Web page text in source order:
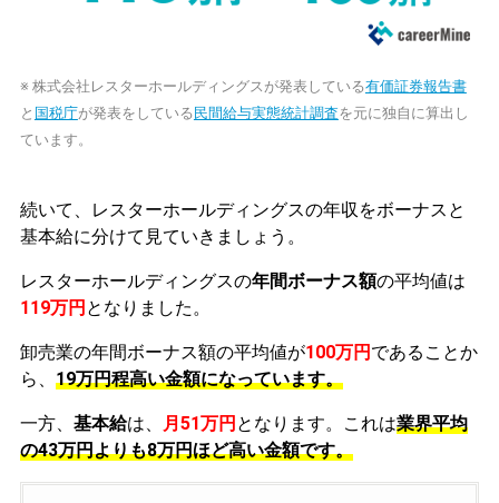
※ 株式会社レスターホールディングスが発表している有価証券報告書
と 国税庁が発表をしている 民間給与実態統計調査を元に独自に算出し
ています。
続いて、レスターホールディングスの年収をボーナスと
基本給に分けて見ていきましょう。
レスターホールディングスの年間ボーナス額の平均値は
119万円 となりました。
卸売業の年間ボーナス額の平均値が100万円 であることか
ら、 19万円程高い金額になっています。
一方、 基本給は、 月51万円 となります。これは業界平均
の43万円よりも8万円ほど高い金額です。